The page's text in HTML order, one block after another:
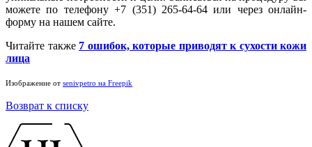
можете по телефону +7 (351) 265-64-64 или через онлайн-
форму на нашем сайте.
Читайте также 7 ошибок, которые приводят к сухости кожи
лица
Изображение от senivpetro на Freepik
Возврат к списку